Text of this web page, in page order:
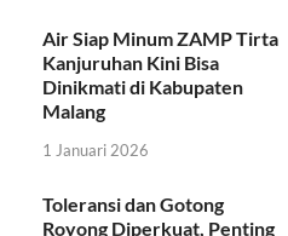
Air Siap Minum ZAMP Tirta
Kanjuruhan Kini Bisa
Dinikmati di Kabupaten
Malang
1 Januari 2026
Toleransi dan Gotong
Royong Diperkuat, Penting